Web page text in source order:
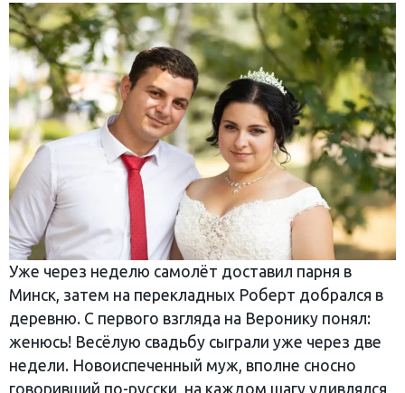
Уже через неделю самолёт доставил парня в
Минск, затем на перекладных Роберт добрался в
деревню. С первого взгляда на Веронику понял:
женюсь! Весёлую свадьбу сыграли уже через две
недели. Новоиспеченный муж, вполне сносно
говоривший по-русски, на каждом шагу удивлялся